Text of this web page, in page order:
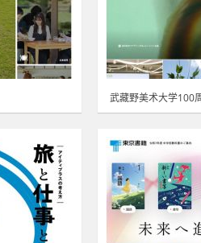
武藏野美术大学100